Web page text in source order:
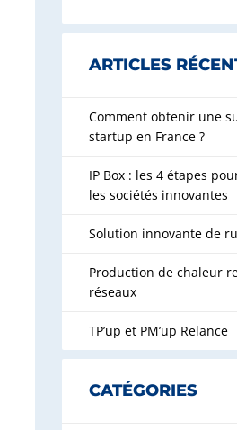
ARTICLES
Comment obtenir une
startup en France ?
IP Box : les 4 étapes
les sociétés innovantes
Solution innovante de
Production de chaleur
réseaux
TP’up et PM’up Relance
CATÉGORIES